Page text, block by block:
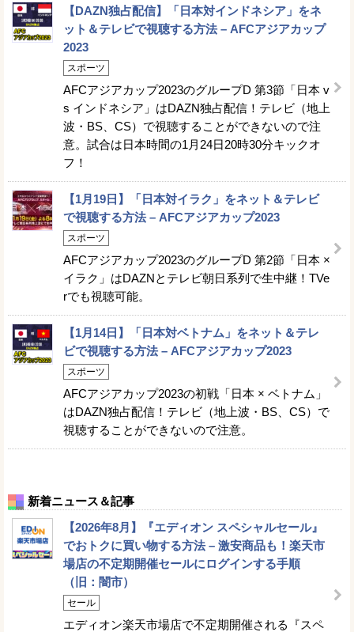
【DAZN独占配信】「日本対インドネシア」をネ
ット＆テレビで視聴する方法 – AFCアジアカップ
2023
スポーツ
AFCアジアカップ2023のグループD 第3節「日本 v
s インドネシア」はDAZN独占配信！テレビ（地上
波・BS、CS）で視聴することができないので注
意。試合は日本時間の1月24日20時30分キックオ
フ！
【1月19日】「日本対イラク」をネット＆テレビ
で視聴する方法 – AFCアジアカップ2023
スポーツ
AFCアジアカップ2023のグループD 第2節「日本 ×
イラク」はDAZNとテレビ朝日系列で生中継！TVe
rでも視聴可能。
【1月14日】「日本対ベトナム」をネット＆テレ
ビで視聴する方法 – AFCアジアカップ2023
スポーツ
AFCアジアカップ2023の初戦「日本 × ベトナム」
はDAZN独占配信！テレビ（地上波・BS、CS）で
視聴することができないので注意。
新着ニュース＆記事
【2026年8月】『エディオン スペシャルセール』
でおトクに買い物する方法 – 激安商品も！楽天市
場店の不定期開催セールにログインする手順
（旧：闇市）
セール
エディオン楽天市場店で不定期開催される『スペ